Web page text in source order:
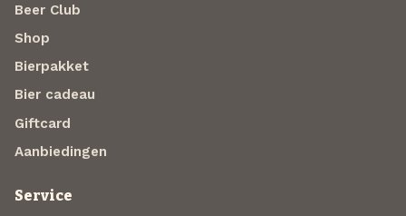
Beer Club
Shop
Bierpakket
Bier cadeau
Giftcard
Aanbiedingen
Service